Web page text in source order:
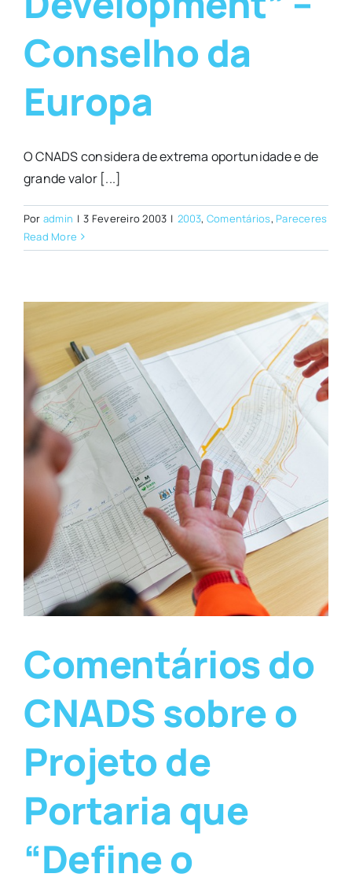
Conselho da
Europa
O CNADS considera de extrema oportunidade e de
grande valor [...]
Por admin | 3 Fevereiro 2003 | 2003, Comentários, Pareceres
Read More
Comentários do
CNADS sobre o
Projeto de
Portaria que
“Define o